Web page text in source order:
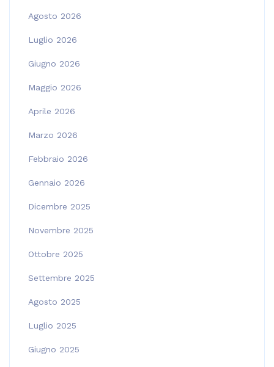
Agosto 2026
Luglio 2026
Giugno 2026
Maggio 2026
Aprile 2026
Marzo 2026
Febbraio 2026
Gennaio 2026
Dicembre 2025
Novembre 2025
Ottobre 2025
Settembre 2025
Agosto 2025
Luglio 2025
Giugno 2025